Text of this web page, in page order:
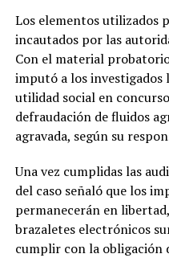
Los elementos utilizados
incautados por las
Con el material
imputó a los investigados
utilidad social en
defraudación de fluidos
agravada, según su
Una vez cumplidas las
del caso señaló que los
permanecerán en
brazaletes electrónicos
cumplir con la obligación